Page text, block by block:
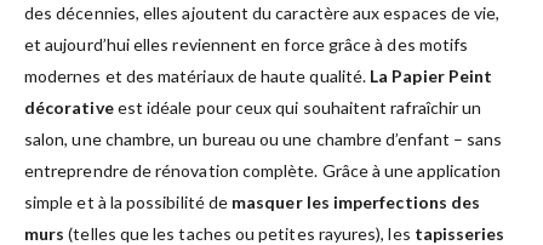
des décennies, elles ajoutent du caractère aux espaces de vie,
et aujourd’hui elles reviennent en force grâce à des motifs
modernes et des matériaux de haute qualité. La Papier Peint
décorativeest idéale pour ceux qui souhaitent rafraîchir un
salon, une chambre, un bureau ou une chambre d’enfant – sans
entreprendre de rénovation complète. Grâce à une application
simple et à la possibilité de masquer les imperfections des
murs (telles que les taches ou petites rayures), les tapisseries